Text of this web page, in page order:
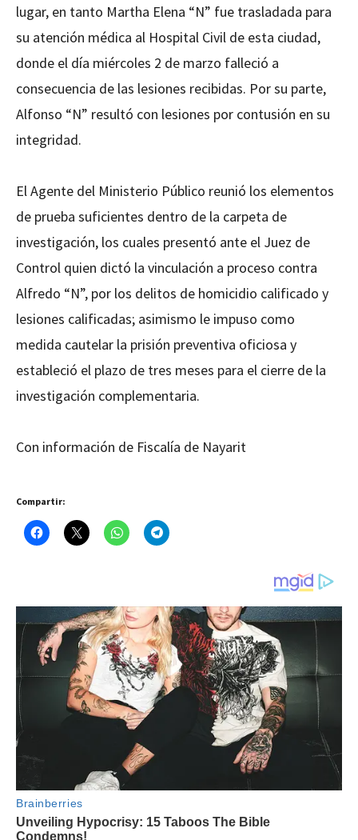
lugar, en tanto Martha Elena “N” fue trasladada para
su atención médica al Hospital Civil de esta ciudad,
donde el día miércoles 2 de marzo falleció a
consecuencia de las lesiones recibidas. Por su parte,
Alfonso “N” resultó con lesiones por contusión en su
integridad.
El Agente del Ministerio Público reunió los elementos
de prueba suficientes dentro de la carpeta de
investigación, los cuales presentó ante el Juez de
Control quien dictó la vinculación a proceso contra
Alfredo “N”, por los delitos de homicidio calificado y
lesiones calificadas; asimismo le impuso como
medida cautelar la prisión preventiva oficiosa y
estableció el plazo de tres meses para el cierre de la
investigación complementaria.
Con información de Fiscalía de Nayarit
Compartir: